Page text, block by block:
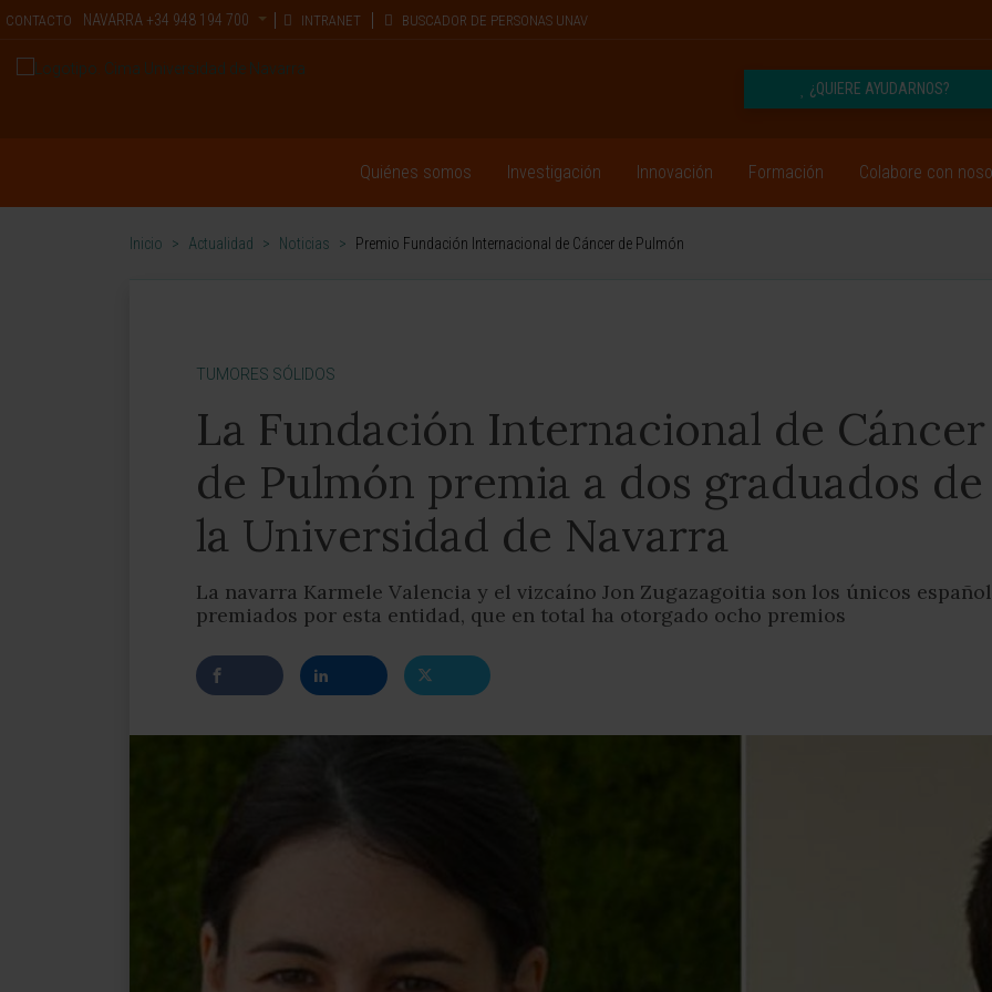
CONTACTO NAVARRA +34 948 194 700 INTRANET BUSCADOR DE PERSONAS UNAV
¿QUIERE AYUDARNOS?
Quiénes somos Investigación Innovación Formación Colabore con
Inicio > Actualidad > Noticias > Premio Fundación Internacional de Cáncer de Pulmón
TUMORES SÓLIDOS
La Fundación Internacional de Cáncer
de Pulmón premia a dos graduados de
la Universidad de Navarra
La navarra Karmele Valencia y el vizcaíno Jon Zugazagoitia son los únicos
premiados por esta entidad, que en total ha otorgado ocho premios